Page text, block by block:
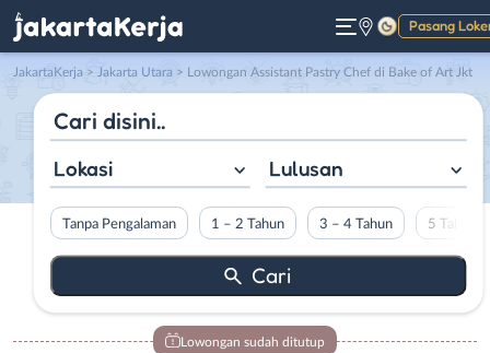
Pasang
Gelap
JakartaKerja > Jakarta Utara > Lowongan Assistant Pastry Chef di Bake of Art Jkt
Lokasi Lulusan
Tanpa Pengalaman 1 – 2 Tahun 3 – 4 Tahun 5 Tahun
Lowongan sudah ditutup